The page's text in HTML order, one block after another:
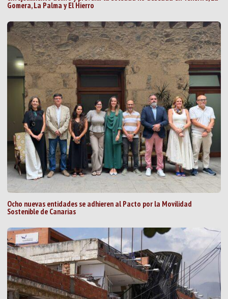
Gomera, La Palma y El Hierro
Ocho nuevas entidades se adhieren al Pacto por la Movilidad
Sostenible de Canarias